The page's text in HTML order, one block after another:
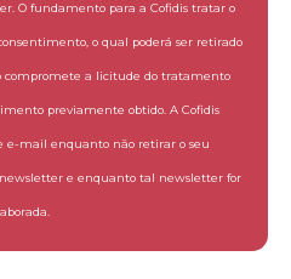
O fundamento para a Cofidis tratar o
o qual poderá ser retirado
compromete a licitude do tratamento
previamente obtido. A Cofidis
e-mail enquanto não retirar o seu
e enquanto tal newsletter for